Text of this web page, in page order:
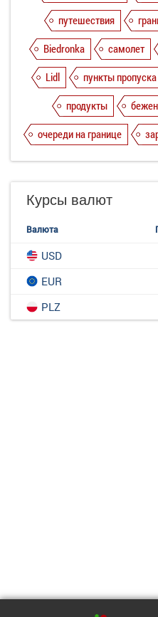
путешествия
Biedronka
самолет
Lidl
пункты пропуска
продукты
очереди на границе
Курсы валют
Валюта
USD
EUR
PLZ